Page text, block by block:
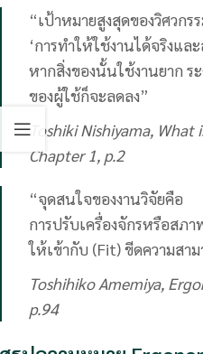
“เป้าหมายสูงสุดของวิศวกร
‘การทำให้ใช้งานได้จริงแล
หากสิ่งของนั้นใช้งานยาก
ของผู้ใช้ก็จะลดลง”
Toshiki Nishiyama, What
Chapter 1, p.2
“จุดสนใจของงานวิจัยคือ
การปรับเครื่องจักรหรือสภ
ให้เข้ากับ (Fit) ขีดความสา
Toshihiko Amemiya,
p.94